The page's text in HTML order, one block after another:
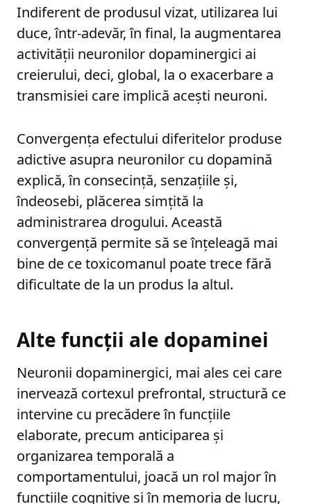
Indiferent de produsul vizat, utilizarea lui
duce, într-adevăr, în final, la augmentarea
activității neuronilor dopaminergici ai
creierului, deci, global, la o exacerbare a
transmisiei care implică acești neuroni.
Convergența efectului diferitelor produse
adictive asupra neuronilor cu dopamină
explică, în consecință, senzațiile și,
îndeosebi, plăcerea simțită la
administrarea drogului. Această
convergență permite să se înțeleagă mai
bine de ce toxicomanul poate trece fără
dificultate de la un produs la altul.
Alte funcții ale dopaminei
Neuronii dopaminergici, mai ales cei care
inervează cortexul prefrontal, structură ce
intervine cu precădere în funcțiile
elaborate, precum anticiparea și
organizarea temporală a
comportamentului, joacă un rol major în
funcțiile cognitive și în memoria de lucru,